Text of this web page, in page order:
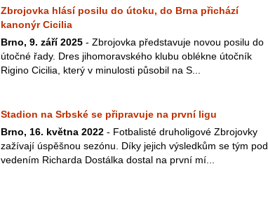
Zbrojovka hlásí posilu do útoku, do Brna přichází
kanonýr Cicilia
Brno, 9. září 2025 - Zbrojovka představuje novou posilu do
útočné řady. Dres jihomoravského klubu oblékne útočník
Rigino Cicilia, který v minulosti působil na S...
Stadion na Srbské se připravuje na první ligu
Brno, 16. května 2022 - Fotbalisté druholigové Zbrojovky
zažívají úspěšnou sezónu. Díky jejich výsledkům se tým pod
vedením Richarda Dostálka dostal na první mí...